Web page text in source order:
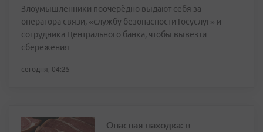
Злоумышленники поочерёдно выдают себя за
оператора связи, «службу безопасности Госуслуг» и
сотрудника Центрального банка, чтобы вывезти
сбережения
сегодня, 04:25
Опасная находка: в